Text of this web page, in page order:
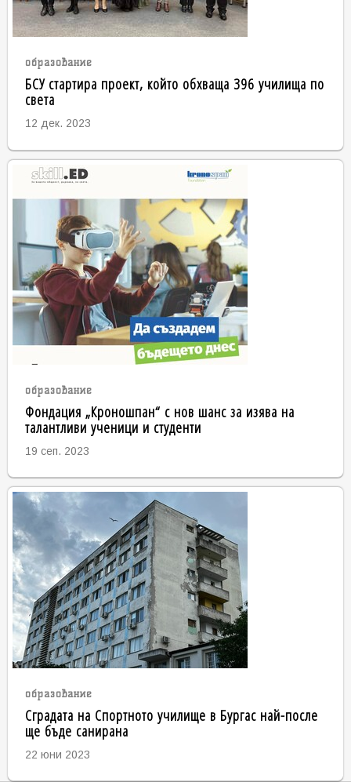
образование
БСУ стартира проект, който обхваща 396 училища по
света
12 дек. 2023
образование
Фондация „Кроношпан“ с нов шанс за изява на
талантливи ученици и студенти
19 сеп. 2023
образование
Сградата на Спортното училище в Бургас най-после
ще бъде санирана
22 юни 2023